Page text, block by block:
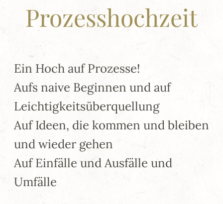
Prozesshochzeit
Ein Hoch auf Prozesse!
Aufs naive Beginnen und auf
Leichtigkeitsüberquellung
Auf Ideen, die kommen und bleiben
und wieder gehen
Auf Einfälle und Ausfälle und
Umfälle